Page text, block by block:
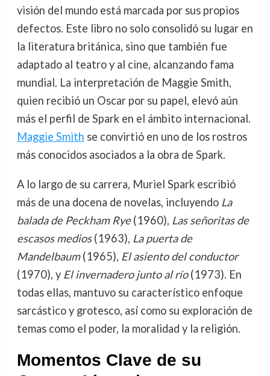
visión del mundo está marcada por sus propios
defectos. Este libro no solo consolidó su lugar en
la literatura británica, sino que también fue
adaptado al teatro y al cine, alcanzando fama
mundial. La interpretación de Maggie Smith,
quien recibió un Oscar por su papel, elevó aún
más el perfil de Spark en el ámbito internacional.
Maggie Smith se convirtió en uno de los rostros
más conocidos asociados a la obra de Spark.
A lo largo de su carrera, Muriel Spark escribió
más de una docena de novelas, incluyendo La
balada de Peckham Rye(1960), Las señoritas de
escasos medios(1963), La puerta de
Mandelbaum(1965), El asiento del conductor
(1970), y El invernadero junto al río(1973). En
todas ellas, mantuvo su característico enfoque
sarcástico y grotesco, así como su exploración de
temas como el poder, la moralidad y la religión.
Momentos Clave de su